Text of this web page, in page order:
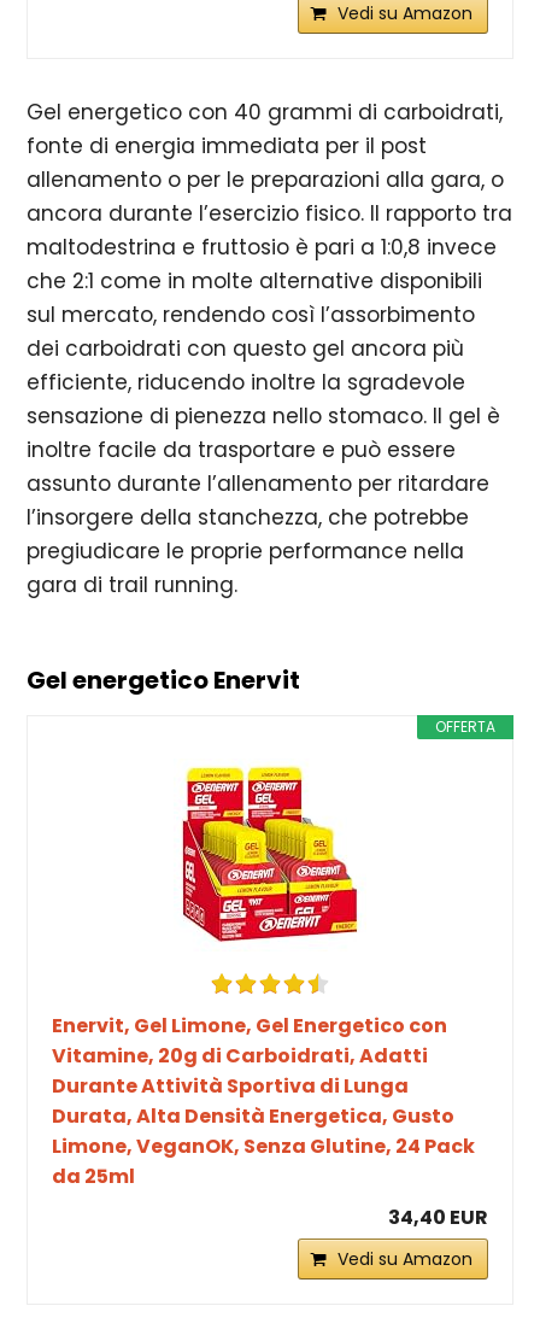
Vedi su Amazon
Gel energetico con 40 grammi di carboidrati,
fonte di energia immediata per il post
allenamento o per le preparazioni alla gara, o
ancora durante l’esercizio fisico. Il rapporto tra
maltodestrina e fruttosio è pari a 1:0,8 invece
che 2:1 come in molte alternative disponibili
sul mercato, rendendo così l’assorbimento
dei carboidrati con questo gel ancora più
efficiente, riducendo inoltre la sgradevole
sensazione di pienezza nello stomaco. Il gel è
inoltre facile da trasportare e può essere
assunto durante l’allenamento per ritardare
l’insorgere della stanchezza, che potrebbe
pregiudicare le proprie performance nella
gara di trail running.
Gel energetico Enervit
OFFERTA
Enervit, Gel Limone, Gel Energetico con
Vitamine, 20g di Carboidrati, Adatti
Durante Attività Sportiva di Lunga
Durata, Alta Densità Energetica, Gusto
Limone, VeganOK, Senza Glutine, 24 Pack
da 25ml
34,40 EUR
Vedi su Amazon